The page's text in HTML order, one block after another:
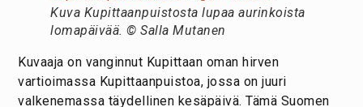
Kuva Kupittaanpuistosta lupaa aurinkoista
lomapäivää. © Salla Mutanen
Kuvaaja on vanginnut Kupittaan oman hirven
vartioimassa Kupittaanpuistoa, jossa on juuri
valkenemassa täydellinen kesäpäivä. Tämä Suomen